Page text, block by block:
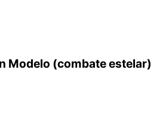
Modelo (combate estelar)